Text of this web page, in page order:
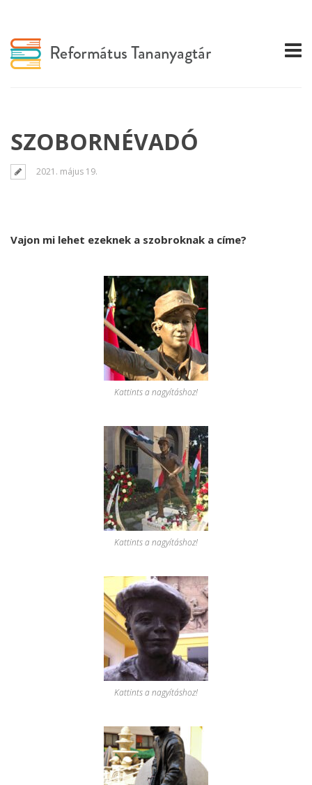
SZOBORNÉVADÓ
2021. május 19.
Vajon mi lehet ezeknek a szobroknak a címe?
Kattints a nagyításhoz!
Kattints a nagyításhoz!
Kattints a nagyításhoz!